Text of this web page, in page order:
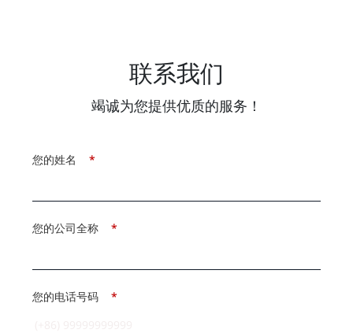
联系我们
竭诚为您提供优质的服务！
*
您的姓名
*
您的公司全称
*
您的电话号码